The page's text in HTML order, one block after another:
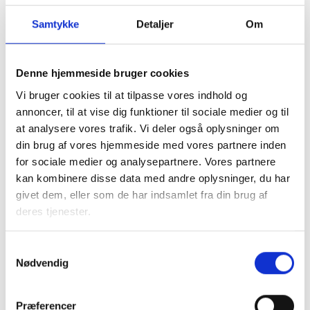
Samtykke Detaljer Om
Denne hjemmeside bruger cookies
Vi bruger cookies til at tilpasse vores indhold og
annoncer, til at vise dig funktioner til sociale medier og til
at analysere vores trafik. Vi deler også oplysninger om
din brug af vores hjemmeside med vores partnere inden
for sociale medier og analysepartnere. Vores partnere
kan kombinere disse data med andre oplysninger, du har
givet dem, eller som de har indsamlet fra din brug af
deres tjenester.
Nødvendig
Præferencer
Mail: mds@bl.dk
Gitte Brødsgaard
Vesti
Kredskonsulent 6. og 10. kreds
Tlf: 29 21 77 10
Mail: gbv@bl.dk